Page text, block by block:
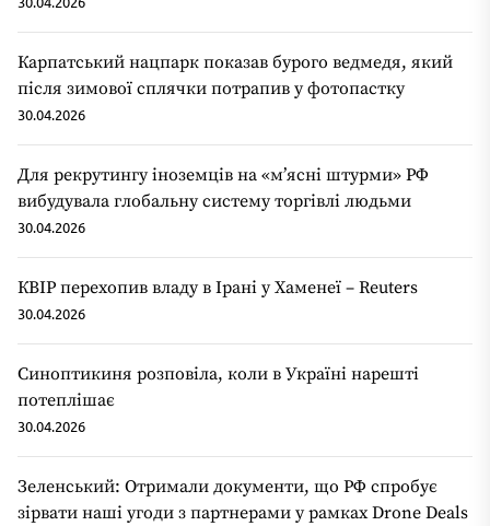
Карпатський нацпарк показав бурого ведмедя, який
після зимової сплячки потрапив у фотопастку
30.04.2026
Для рекрутингу іноземців на «мʼясні штурми» РФ
вибудувала глобальну систему торгівлі людьми
30.04.2026
КВІР перехопив владу в Ірані у Хаменеї – Reuters
30.04.2026
Синоптикиня розповіла, коли в Україні нарешті
потеплішає
30.04.2026
Зеленський: Отримали документи, що РФ спробує
зірвати наші угоди з партнерами у рамках Drone Deals